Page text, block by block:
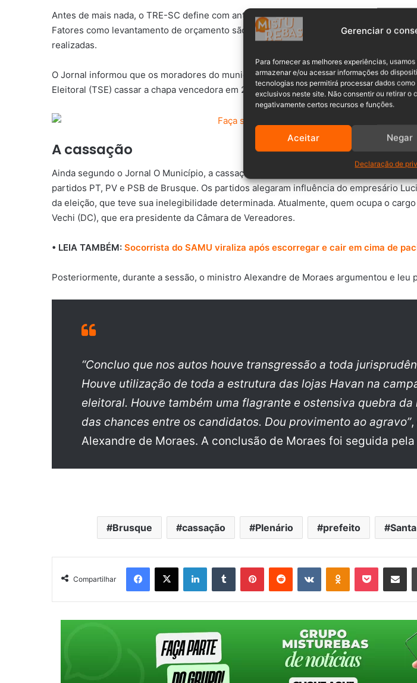
Gerenciar o
Para fornecer as melhores experiências,
armazenar e/ou acessar informações do
tecnologias nos permitirá processar dados
exclusivos neste site. Não consentir ou retirar o
negativamente certos recursos e funções.
Aceitar Negar
Declaração de
Antes de mais nada, o TRE-SC define com antecedência datas para possíveis eleições
Fatores como levantamento de orçamento são levados em consideração para definir
realizadas.
O Jornal informou que os moradores do município precisarão voltar às urnas após o
Eleitoral (TSE) cassar a chapa vencedora em 2020, de Vequi e Gilmar Doerner
A cassação
Ainda segundo o Jornal O Município, a cassação de Vequi e Doerner aconteceu após
partidos PT, PV e PSB de Brusque. Os partidos alegaram influência do empresário
da eleição, que teve sua inelegibilidade determinada. Atualmente, quem ocupa o
Vechi (DC), que era presidente da Câmara de Vereadores.
• LEIA TAMBÉM: Socorrista do SAMU viraliza após escorregar e cair em cima de
Posteriormente, durante a sessão, o ministro Alexandre de Moraes argumentou e leu
“Concluo que nos autos houve transgressão a toda
Houve utilização de toda a estrutura das lojas Havan na
eleitoral. Houve também uma flagrante e ostensiva quebra da
das chances entre os candidatos. Dou provimento ao agravo”,
Alexandre de Moraes. A conclusão de Moraes foi seguida
Brusque cassação Plenário prefeito
Compartilhar